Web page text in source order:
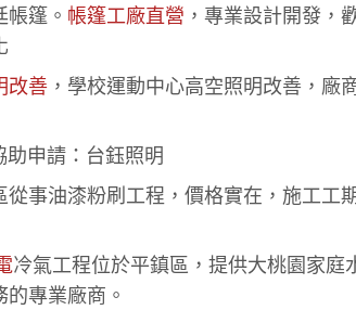
篷。 帳篷工廠直營 ，專業設計開發，
改善，學校運動中心高空照明改善，廠
申請：台鈺照明
從事油漆粉刷工程，價格實在，施工工
冷氣工程位於平鎮區，提供大桃園家庭
專業廠商。